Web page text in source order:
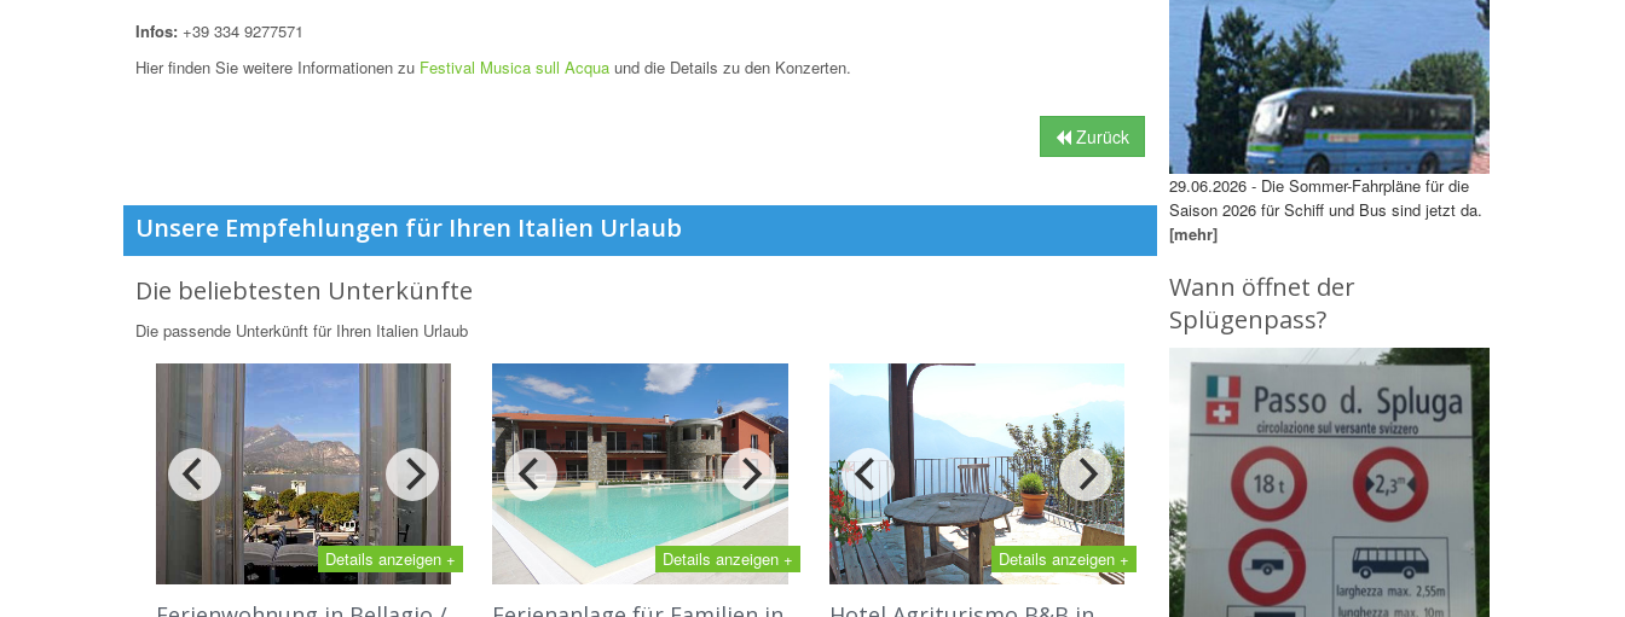
Infos: +39 334 9277571
Hier finden Sie weitere Informationen zu Festival Musica sull Acqua und die Details zu den Konzerten.
Zurück
Unsere Empfehlungen für Ihren Italien Urlaub
Die beliebtesten Unterkünfte
Die passende Unterkünft für Ihren Italien Urlaub
Details anzeigen + Details anzeigen + Details anzeigen +
29.06.2026 - Die Sommer-Fahrpläne für die
Saison 2026 für Schiff und Bus sind jetzt da.
[mehr]
Wann öffnet der
Splügenpass?